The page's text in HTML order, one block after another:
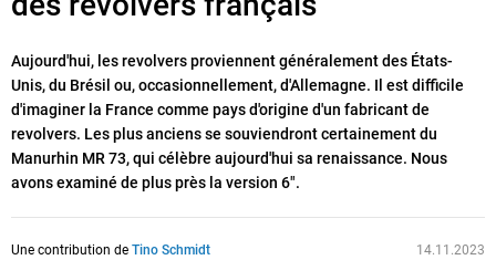
Aujourd'hui, les revolvers proviennent généralement des États-
Unis, du Brésil ou, occasionnellement, d'Allemagne. Il est difficile
d'imaginer la France comme pays d'origine d'un fabricant de
revolvers. Les plus anciens se souviendront certainement du
Manurhin MR 73, qui célèbre aujourd'hui sa renaissance. Nous
avons examiné de plus près la version 6".
Une contribution de Tino Schmidt 14.11.2023